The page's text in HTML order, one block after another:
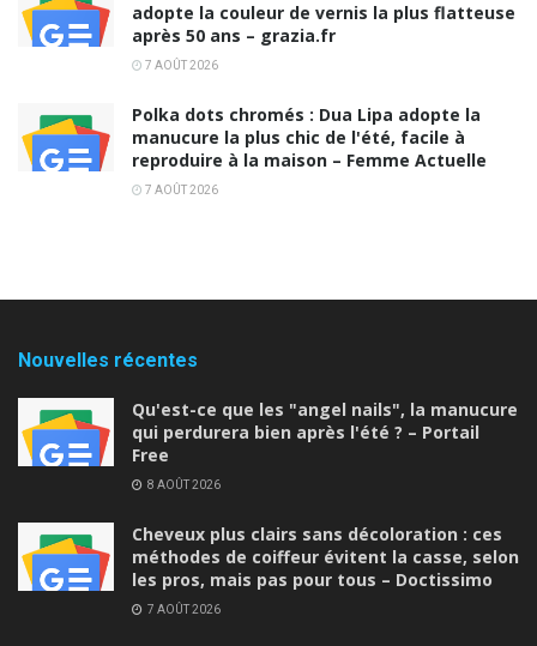
adopte la couleur de vernis la plus flatteuse
après 50 ans – grazia.fr
7 AOÛT 2026
Polka dots chromés : Dua Lipa adopte la
manucure la plus chic de l'été, facile à
reproduire à la maison – Femme Actuelle
7 AOÛT 2026
Nouvelles récentes
Qu'est-ce que les "angel nails", la manucure
qui perdurera bien après l'été ? – Portail
Free
8 AOÛT 2026
Cheveux plus clairs sans décoloration : ces
méthodes de coiffeur évitent la casse, selon
les pros, mais pas pour tous – Doctissimo
7 AOÛT 2026